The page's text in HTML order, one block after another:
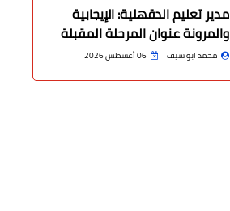
مدير تعليم الدقهلية: الإيجابية
والمرونة عنوان المرحلة المقبلة
محمد ابو سيف 06 أغسطس 2026